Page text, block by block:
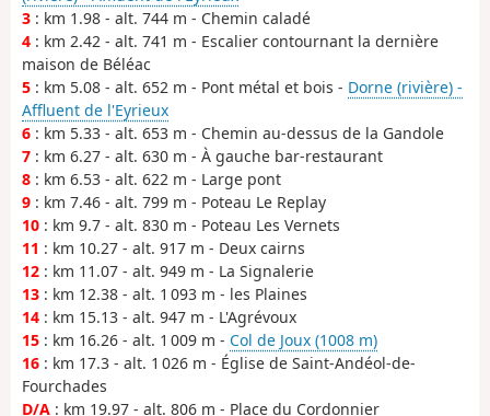
3 : km 1.98 - alt. 744 m - Chemin caladé
4 : km 2.42 - alt. 741 m - Escalier contournant la dernière
maison de Béléac
5 : km 5.08 - alt. 652 m - Pont métal et bois - Dorne (rivière) -
Affluent de l'Eyrieux
6 : km 5.33 - alt. 653 m - Chemin au-dessus de la Gandole
7 : km 6.27 - alt. 630 m - À gauche bar-restaurant
8 : km 6.53 - alt. 622 m - Large pont
9 : km 7.46 - alt. 799 m - Poteau Le Replay
10 : km 9.7 - alt. 830 m - Poteau Les Vernets
11 : km 10.27 - alt. 917 m - Deux cairns
12 : km 11.07 - alt. 949 m - La Signalerie
13 : km 12.38 - alt. 1 093 m - les Plaines
14 : km 15.13 - alt. 947 m - L'Agrévoux
15 : km 16.26 - alt. 1 009 m - Col de Joux (1008 m)
16 : km 17.3 - alt. 1 026 m - Église de Saint-Andéol-de-
Fourchades
D/A : km 19.97 - alt. 806 m - Place du Cordonnier